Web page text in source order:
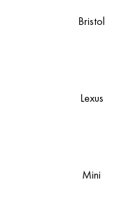
Bristol
Lexus
Mini